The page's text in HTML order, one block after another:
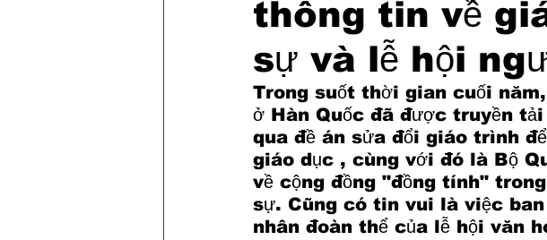
thông tin về
sự và lễ hội
Trong suốt thời gian cuối
ở Hàn Quốc đã được truyền
qua đề án sửa đổi giáo trình
giáo dục , cùng với đó là Bộ
về cộng đồng "đồng tính"
sự. Cũng có tin vui là việc
nhân đoàn thể của lễ hội văn